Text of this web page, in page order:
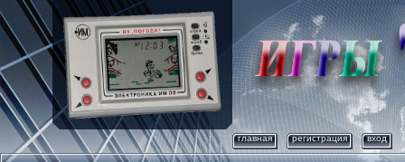
главная регистрация вход